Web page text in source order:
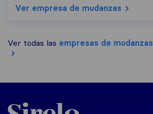
Ver empresa de mudanzas
Ver todas las empresas de mudanzas
Sirelo.es